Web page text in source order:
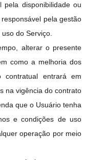
pela disponibilidade ou
pela gestão
do Serviço.
alterar o presente
como a melhoria dos
contratual entrará em
na vigência do contrato
que o Usuário tenha
e condições de uso
operação por meio